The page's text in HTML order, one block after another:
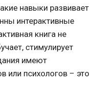
навыки развивает
интерактивные
книга не
стимулирует
имеют
или психологов – это